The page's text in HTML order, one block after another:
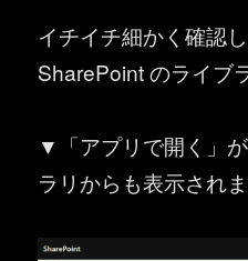
イチイチ細かく確認し
SharePoint のライブ
▼「アプリで開く」
ラリからも表示され